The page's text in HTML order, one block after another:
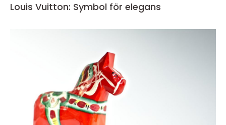
Louis Vuitton: Symbol för elegans